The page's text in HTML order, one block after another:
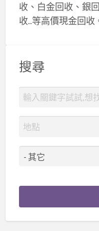
收、白金回收、銀
收..等高價現金回收
搜尋